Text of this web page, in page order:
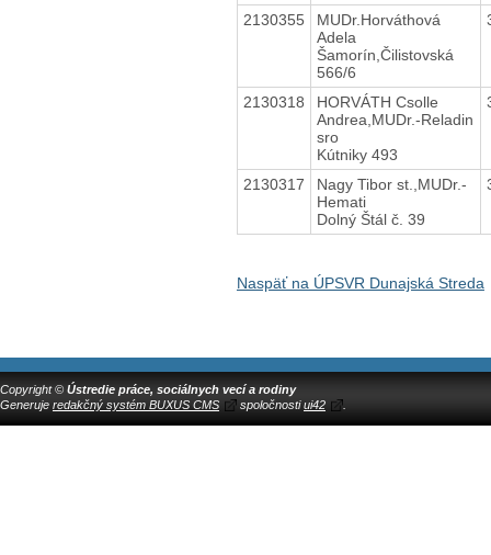
2130355
MUDr.Horváthová
Adela
Šamorín,Čilistovská
566/6
2130318
HORVÁTH Csolle
Andrea,MUDr.-Reladin
sro
Kútniky 493
2130317
Nagy Tibor st.,MUDr.-
Hemati
Dolný Štál č. 39
Naspäť na ÚPSVR Dunajská Streda
Copyright © Ústredie práce, sociálnych vecí a rodiny
Generuje redakčný systém BUXUS CMS spoločnostiui42